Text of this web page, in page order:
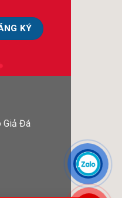
Giả Đá